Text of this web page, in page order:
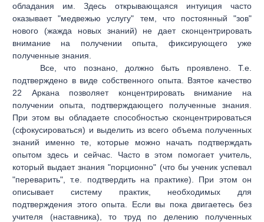
обладания им. Здесь открывающаяся интуиция часто
оказывает "медвежью услугу" тем, что постоянный "зов"
нового (жажда новых знаний) не дает сконцентрировать
внимание на получении опыта, фиксирующего уже
полученные знания.
Все, что познано, должно быть проявлено. Т.е.
подтверждено в виде собственного опыта. Взятое качество
22 Аркана позволяет концентрировать внимание на
получении опыта, подтверждающего полученные знания.
При этом вы обладаете способностью сконцентрироваться
(сфокусироваться) и выделить из всего объема полученных
знаний именно те, которые можно начать подтверждать
опытом здесь и сейчас. Часто в этом помогает учитель,
который выдает знания "порционно" (что бы ученик успевал
"переварить", т.е. подтвердить на практике). При этом он
описывает систему практик, необходимых для
подтверждения этого опыта. Если вы пока двигаетесь без
учителя (наставника), то труд по делению полученных